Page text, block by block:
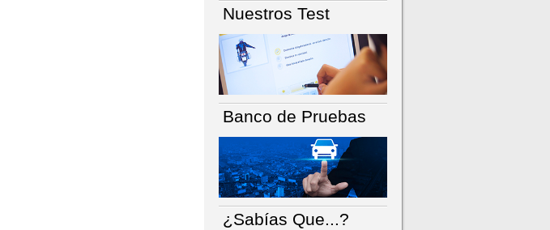
Nuestros Test
Banco de Pruebas
¿Sabías Que...?